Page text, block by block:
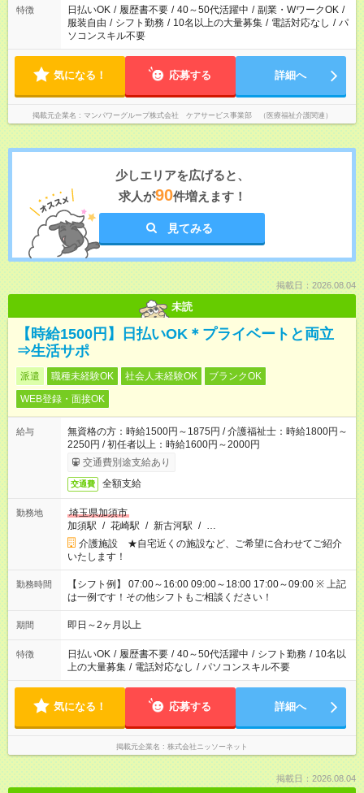
特徴 日払いOK / 履歴書不要 / 40～50代活躍中 / 副業・WワークOK /
服装自由 / シフト勤務 / 10名以上の大量募集 / 電話対応なし / パ
ソコンスキル不要
気になる！ 応募する 詳細へ
掲載元企業名 マンパワーグループ株式会社 ケアサービス事業部 （医療福祉介護関連）
少しエリアを広げると、
求人が90件増えます！
見てみる
掲載日：2026.08.04
未読
【時給1500円】日払いOK＊プライベートと両立
⇒生活サポ
派遣 職種未経験OK 社会人未経験OK
ブランクOK
WEB登録・面接OK
給与
無資格の方：時給1500円～1875円 / 介護福祉士：時給1800円～
2250円 / 初任者以上：時給1600円～2000円
交通費別途支給あり
交通費 全額支給
勤務地
埼玉県加須市
加須駅 / 花崎駅 / 新古河駅 / …
介護施設 ★自宅近くの施設など、ご希望に合わせてご紹介
いたします！
勤務時間
【シフト例】 07:00～16:00 09:00～18:00 17:00～09:00 ※ 上記
は一例です！その他シフトもご相談ください！
期間 即日～2ヶ月以上
特徴 日払いOK / 履歴書不要 / 40～50代活躍中 / シフト勤務 / 10名以
上の大量募集 / 電話対応なし / パソコンスキル不要
気になる！ 応募する 詳細へ
掲載元企業名 株式会社ニッソーネット
掲載日：2026.08.04